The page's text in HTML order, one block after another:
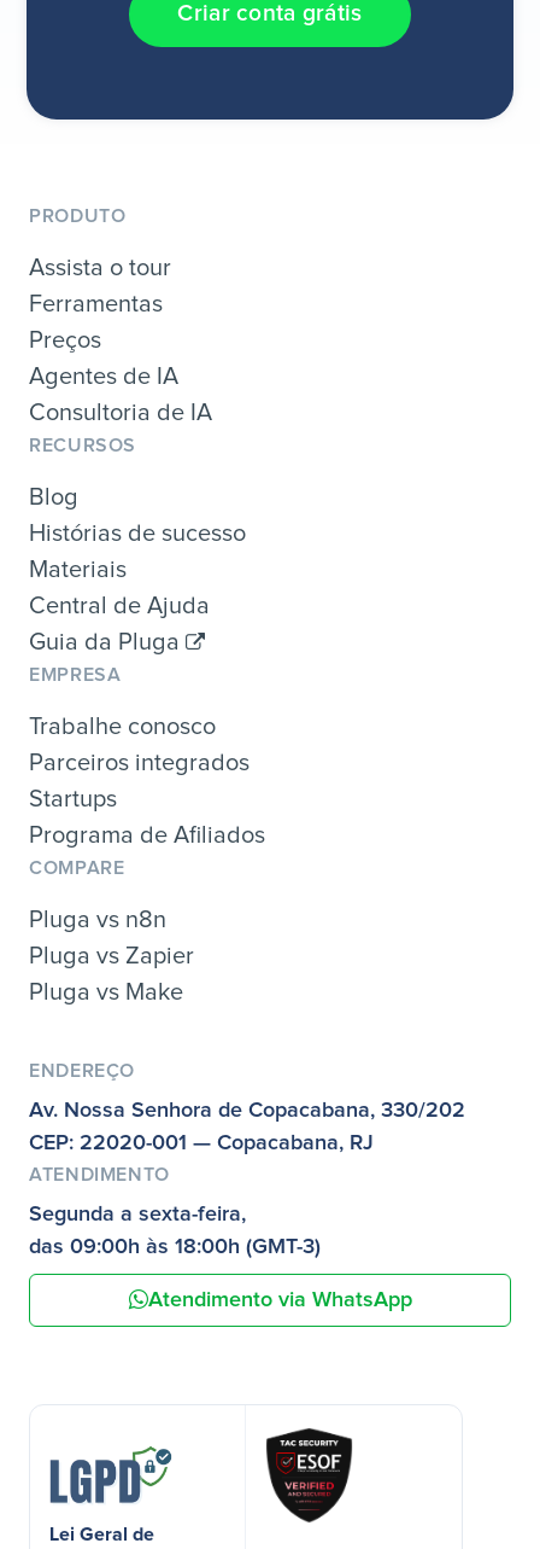
Criar conta grátis
PRODUTO
Assista o tour
Ferramentas
Preços
Agentes de IA
Consultoria de IA
RECURSOS
Blog
Histórias de sucesso
Materiais
Central de Ajuda
Guia da Pluga
EMPRESA
Trabalhe conosco
Parceiros integrados
Startups
Programa de Afiliados
COMPARE
Pluga vs n8n
Pluga vs Zapier
Pluga vs Make
ENDEREÇO
Av. Nossa Senhora de Copacabana, 330/202
CEP: 22020-001 — Copacabana, RJ
ATENDIMENTO
Segunda a sexta-feira,
das 09:00h às 18:00h (GMT-3)
Atendimento via WhatsApp
Lei Geral de